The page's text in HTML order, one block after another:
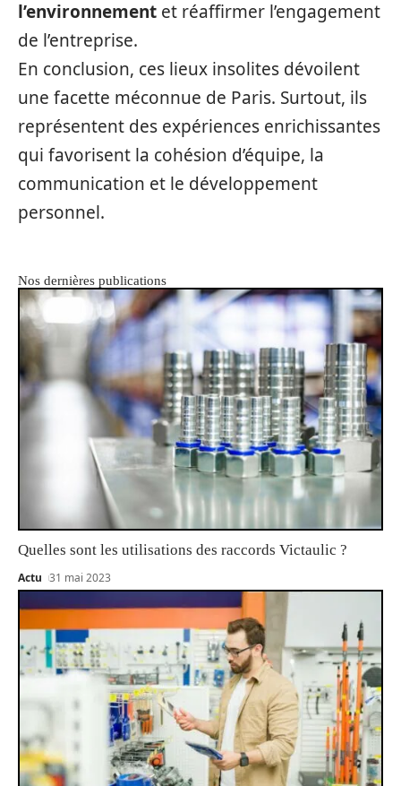
l’environnement et réaffirmer l’engagement
de l’entreprise.
En conclusion, ces lieux insolites dévoilent
une facette méconnue de Paris. Surtout, ils
représentent des expériences enrichissantes
qui favorisent la cohésion d’équipe, la
communication et le développement
personnel.
Nos dernières publications
Quelles sont les utilisations des raccords Victaulic ?
Actu 31 mai 2023